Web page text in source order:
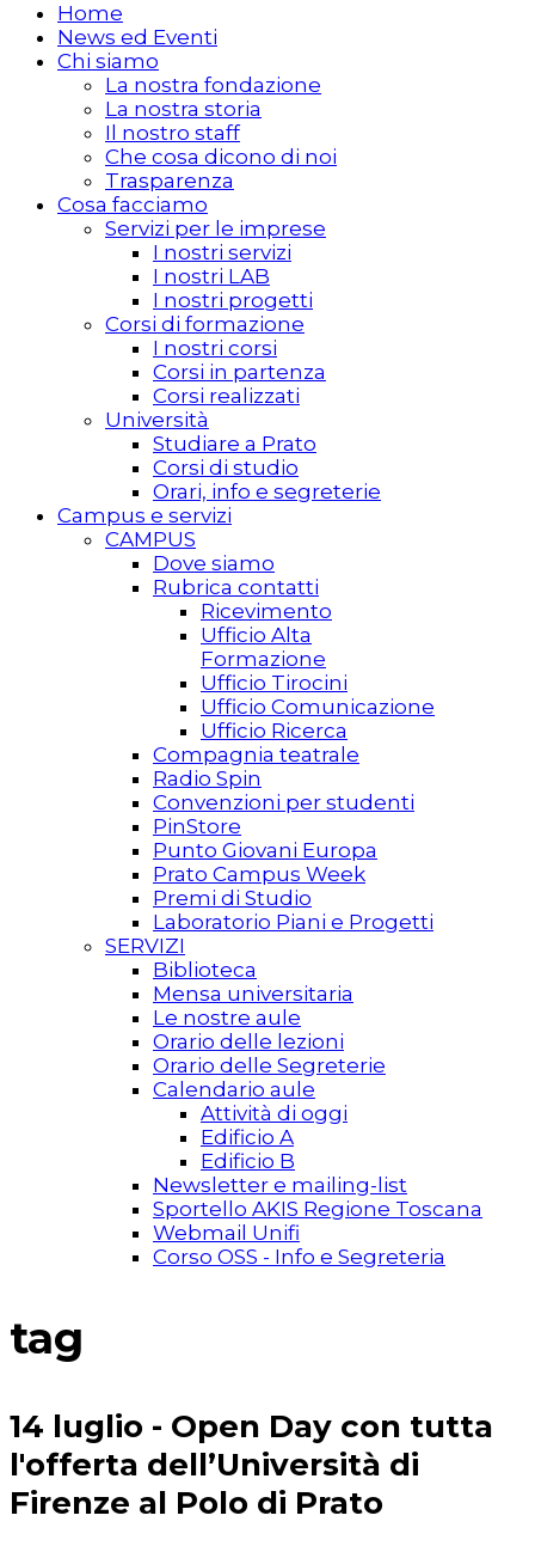
Home
News ed Eventi
Chi siamo
La nostra fondazione
La nostra storia
Il nostro staff
Che cosa dicono di noi
Trasparenza
Cosa facciamo
Servizi per le imprese
I nostri servizi
I nostri LAB
I nostri progetti
Corsi di formazione
I nostri corsi
Corsi in partenza
Corsi realizzati
Università
Studiare a Prato
Corsi di studio
Orari, info e segreterie
Campus e servizi
CAMPUS
Dove siamo
Rubrica contatti
Ricevimento
Ufficio Alta
Formazione
Ufficio Tirocini
Ufficio Comunicazione
Ufficio Ricerca
Compagnia teatrale
Radio Spin
Convenzioni per studenti
PinStore
Punto Giovani Europa
Prato Campus Week
Premi di Studio
Laboratorio Piani e Progetti
SERVIZI
Biblioteca
Mensa universitaria
Le nostre aule
Orario delle lezioni
Orario delle Segreterie
Calendario aule
Attività di oggi
Edificio A
Edificio B
Newsletter e mailing-list
Sportello AKIS Regione Toscana
Webmail Unifi
Corso OSS - Info e Segreteria
tag
14 luglio - Open Day con tutta
l'offerta dell’Università di
Firenze al Polo di Prato